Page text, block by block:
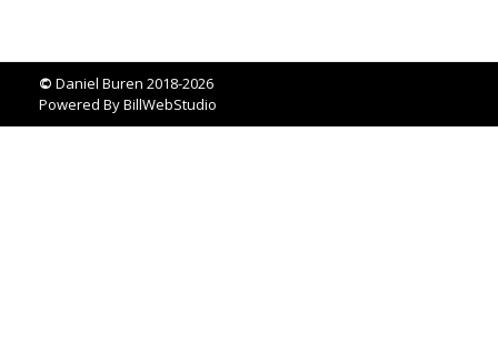
© Daniel Buren 2018-2026
Powered ByBillWebStudio